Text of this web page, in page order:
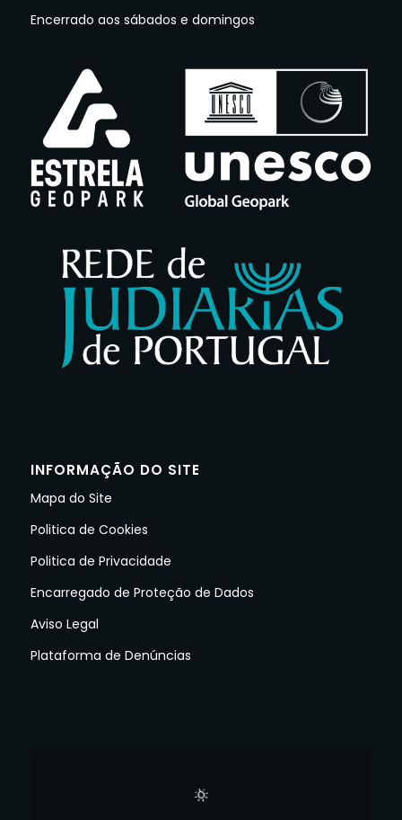
Encerrado aos sábados e domingos
INFORMAÇÃO DO SITE
Mapa do Site
Politica de Cookies
Politica de Privacidade
Encarregado de Proteção de Dados
Aviso Legal
Plataforma de Denúncias